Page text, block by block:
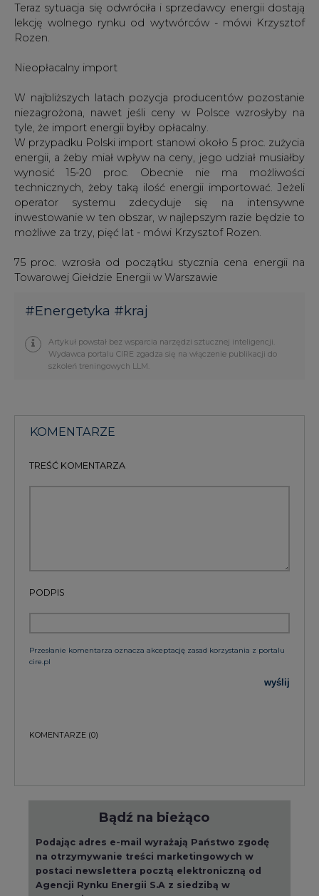
Teraz sytuacja się odwróciła i sprzedawcy energii dostają
lekcję wolnego rynku od wytwórców - mówi Krzysztof
Rozen.
Nieopłacalny import
W najbliższych latach pozycja producentów pozostanie
niezagrożona, nawet jeśli ceny w Polsce wzrosłyby na
tyle, że import energii byłby opłacalny.
W przypadku Polski import stanowi około 5 proc. zużycia
energii, a żeby miał wpływ na ceny, jego udział musiałby
wynosić 15-20 proc. Obecnie nie ma możliwości
technicznych, żeby taką ilość energii importować. Jeżeli
operator systemu zdecyduje się na intensywne
inwestowanie w ten obszar, w najlepszym razie będzie to
możliwe za trzy, pięć lat - mówi Krzysztof Rozen.
75 proc. wzrosła od początku stycznia cena energii na
Towarowej Giełdzie Energii w Warszawie
#Energetyka #kraj
Artykuł powstał bez wsparcia narzędzi sztucznej inteligencji.
Wydawca portalu CIRE zgadza się na włączenie publikacji do
szkoleń treningowych LLM.
KOMENTARZE
TREŚĆ KOMENTARZA
PODPIS
Przesłanie komentarza oznacza akceptację zasad korzystania z portalu
cire.pl
wyślij
KOMENTARZE (0)
Bądź na bieżąco
Podając adres e-mail wyrażają Państwo zgodę
na otrzymywanie treści marketingowych w
postaci newslettera pocztą elektroniczną od
Agencji Rynku Energii S.A z siedzibą w